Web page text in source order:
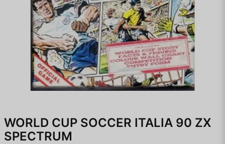
WORLD CUP SOCCER ITALIA 90 ZX
SPECTRUM